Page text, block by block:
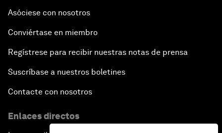
Asóciese con nosotros
Conviértase en miembro
Regístrese para recibir nuestras notas de prensa
Suscríbase a nuestros boletines
Contacte con nosotros
Enlaces directos